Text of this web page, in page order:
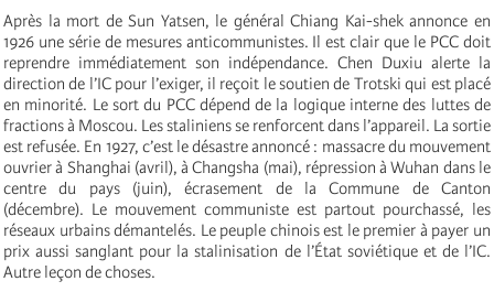
Après la mort de Sun Yatsen, le général Chiang Kai-shek annonce en
1926 une série de mesures anticommunistes. Il est clair que le PCC doit
reprendre immédiatement son indépendance. Chen Duxiu alerte la
direction de l’IC pour l’exiger, il reçoit le soutien de Trotski qui est placé
en minorité. Le sort du PCC dépend de la logique interne des luttes de
fractions à Moscou. Les staliniens se renforcent dans l’appareil. La sortie
est refusée. En 1927, c’est le désastre annoncé : massacre du mouvement
ouvrier à Shanghai (avril), à Changsha (mai), répression à Wuhan dans le
centre du pays (juin), écrasement de la Commune de Canton
(décembre). Le mouvement communiste est partout pourchassé, les
réseaux urbains démantelés. Le peuple chinois est le premier à payer un
prix aussi sanglant pour la stalinisation de l’État soviétique et de l’IC.
Autre leçon de choses.